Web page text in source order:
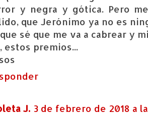
y negra y gótica. Pero
que Jerónimo ya no es
que sé que me va a cabrear y
estos premios...
J. 3 de febrero de 2018 a